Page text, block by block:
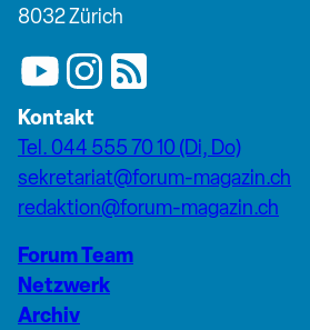
8032 Zürich
Kontakt
Tel. 044 555 70 10 (Di, Do)
sekretariat@forum-magazin.ch
redaktion@forum-magazin.ch
Forum Team
Netzwerk
Archiv